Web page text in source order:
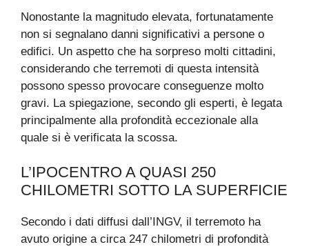
Nonostante la magnitudo elevata, fortunatamente
non si segnalano danni significativi a persone o
edifici. Un aspetto che ha sorpreso molti cittadini,
considerando che terremoti di questa intensità
possono spesso provocare conseguenze molto
gravi. La spiegazione, secondo gli esperti, è legata
principalmente alla profondità eccezionale alla
quale si è verificata la scossa.
L’IPOCENTRO A QUASI 250
CHILOMETRI SOTTO LA SUPERFICIE
Secondo i dati diffusi dall’INGV, il terremoto ha
avuto origine a circa 247 chilometri di profondità